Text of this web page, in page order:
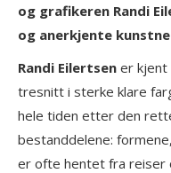
og grafikeren Randi
og anerkjente
Randi Eilertsen er kjent
tresnitt i sterke klare
hele tiden etter den
bestanddelene:
er ofte hentet fra reiser